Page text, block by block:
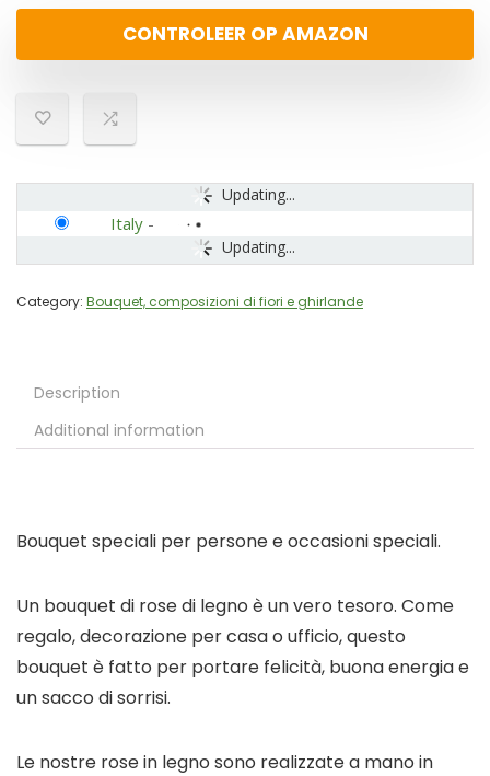
CONTROLEER OP AMAZON
Updating...
Updating...
Italy -
Category: Bouquet, composizioni di fiori e ghirlande
Description
Additional information
Bouquet speciali per persone e occasioni speciali.
Un bouquet di rose di legno è un vero tesoro. Come
regalo, decorazione per casa o ufficio, questo
bouquet è fatto per portare felicità, buona energia e
un sacco di sorrisi.
Le nostre rose in legno sono realizzate a mano in